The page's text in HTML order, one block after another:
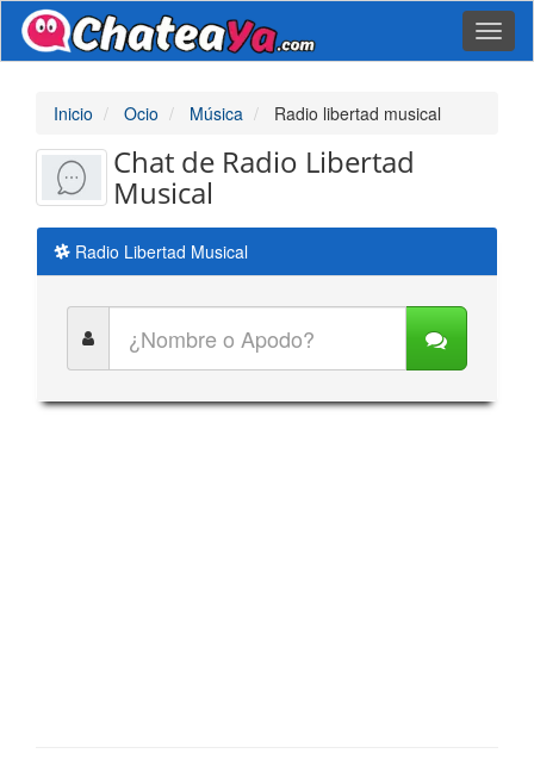
Inicio Ocio Música Radio libertad musical
Chat de Radio Libertad
Musical
Radio Libertad Musical